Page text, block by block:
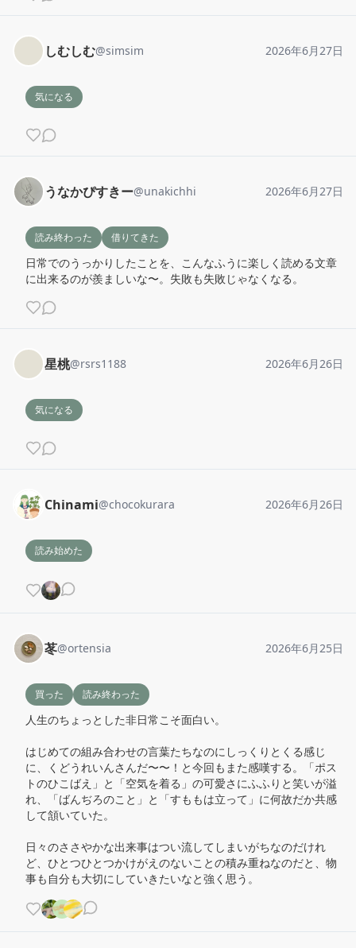
しむしむ@simsim 2026年6月27日
気になる
うなかぴすきー@unakichhi 2026年6月27日
読み終わった 借りてきた
日常でのうっかりしたことを、こんなふうに楽しく読める文章
に出来るのが羨ましいな〜。失敗も失敗じゃなくなる。
星桃@rsrs1188 2026年6月26日
気になる
Chinami@chocokurara 2026年6月26日
読み始めた
苳@ortensia 2026年6月25日
買った 読み終わった
人生のちょっとした非日常こそ面白い。
はじめての組み合わせの言葉たちなのにしっくりとくる感じ
に、くどうれいんさんだ〜〜！と今回もまた感嘆する。「ポス
トのひこばえ」と「空気を着る」の可愛さにふふりと笑いが溢
れ、「ばんぢろのこと」と「すももは立って」に何故だか共感
して頷いていた。
日々のささやかな出来事はつい流してしまいがちなのだけれ
ど、ひとつひとつかけがえのないことの積み重ねなのだと、物
事も自分も大切にしていきたいなと強く思う。